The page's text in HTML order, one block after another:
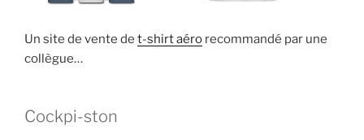
Un site de vente de t-shirt aéro recommandé par une
collègue…
Cockpi-ston